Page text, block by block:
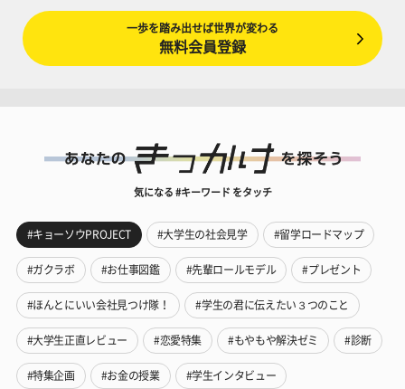
一歩を踏み出せば世界が変わる
無料会員登録
気になる #キーワード をタッチ
#キョーソウPROJECT #大学生の社会見学 #留学ロードマップ
#ガクラボ #お仕事図鑑 #先輩ロールモデル #プレゼント
#ほんとにいい会社見つけ隊！ #学生の君に伝えたい３つのこと
#大学生正直レビュー #恋愛特集 #もやもや解決ゼミ #診断
#特集企画 #お金の授業 #学生インタビュー